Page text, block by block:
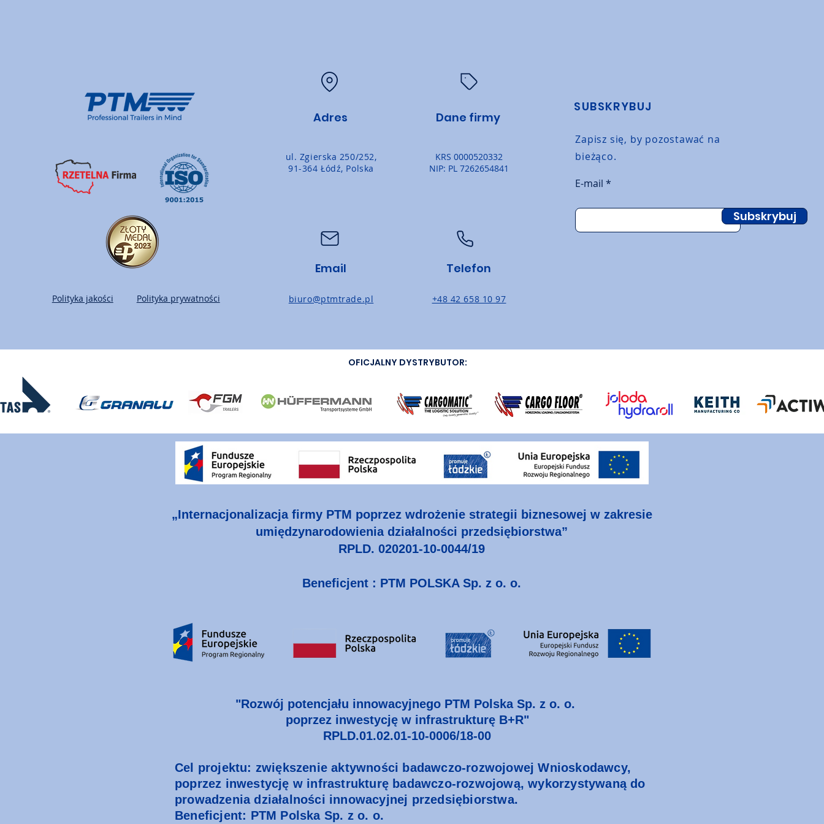
Polityka jakości Polityka prywatności
Adres
ul. Zgierska 250/252,
91-364 Łódź, Polska
Email
biuro@ptmtrade.pl
Dane firmy
KRS 0000520332
NIP: PL 7262654841
Telefon
+48 42 658 10 97
SUBSKRYBUJ
Zapisz się, by pozostawać na
bieżąco.
E-mail
Subskrybuj
OFICJALNY DYSTRYBUTOR:
„Internacjonalizacja firmy PTM poprzez wdrożenie strategii biznesowej w zakresie
umiędzynarodowienia działalności przedsiębiorstwa”
RPLD. 020201-10-0044/19
Beneficjent : PTM POLSKA Sp. z o. o.
"Rozwój potencjału innowacyjnego PTM Polska Sp. z o. o.
poprzez inwestycję w infrastrukturę B+R"
RPLD.01.02.01-10-0006/18-00
Cel projektu: zwiększenie aktywności badawczo-rozwojowej Wnioskodawcy,
poprzez inwestycję w infrastrukturę badawczo-rozwojową, wykorzystywaną do
prowadzenia działalności innowacyjnej przedsiębiorstwa.
Beneficjent: PTM Polska Sp. z o. o.